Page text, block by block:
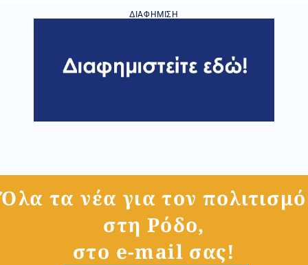
ΔΙΑΦΉΜΙΣΗ
Όλα τα νέα για τον πολιτισμό
στη Ρόδο,
στο e-mail σας!